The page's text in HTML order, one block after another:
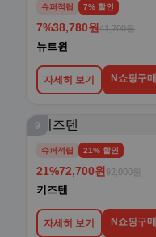
슈퍼적립 7% 할인
7%38,780원 41,700원
뉴트원
자세히 보기 N쇼핑구매
9
슈퍼적립 21% 할인
21%72,700원 92,000원
키즈텐
자세히 보기 N쇼핑구매